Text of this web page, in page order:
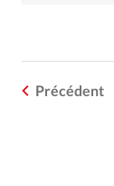
Précédent